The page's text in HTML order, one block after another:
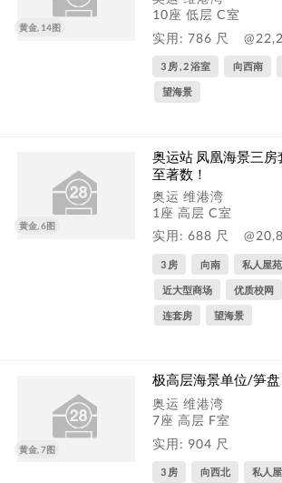
黄金, 14图
10座 低层 C室
实用: 786 尺
3 房 , 2 浴室 向西南
望海景
黄金, 6图
奥运站 凤凰海景三
至著数！
奥运 维港湾
1座 高层 C室
实用: 688 尺
3 房 向南 私人屋苑
近大型商场 优质校网
连套房 望海景
黄金, 7图
极高层海景单位/笋盘
奥运 维港湾
7座 高层 F室
实用: 904 尺
3 房 向西北 私人